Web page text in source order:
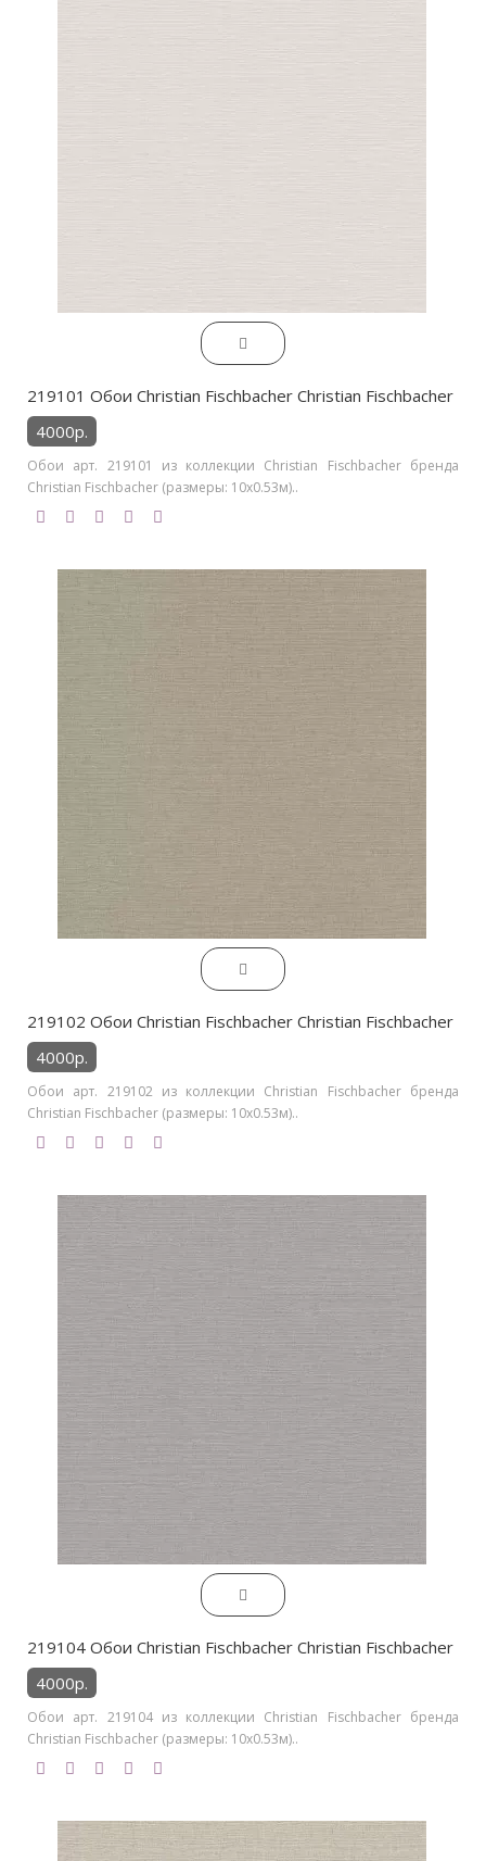
219101 Обои Christian Fischbacher Christian Fischbacher
4000р.
Обои арт. 219101 из коллекции Christian Fischbacher бренда
Christian Fischbacher (размеры: 10х0.53м)..
219102 Обои Christian Fischbacher Christian Fischbacher
4000р.
Обои арт. 219102 из коллекции Christian Fischbacher бренда
Christian Fischbacher (размеры: 10х0.53м)..
219104 Обои Christian Fischbacher Christian Fischbacher
4000р.
Обои арт. 219104 из коллекции Christian Fischbacher бренда
Christian Fischbacher (размеры: 10х0.53м)..